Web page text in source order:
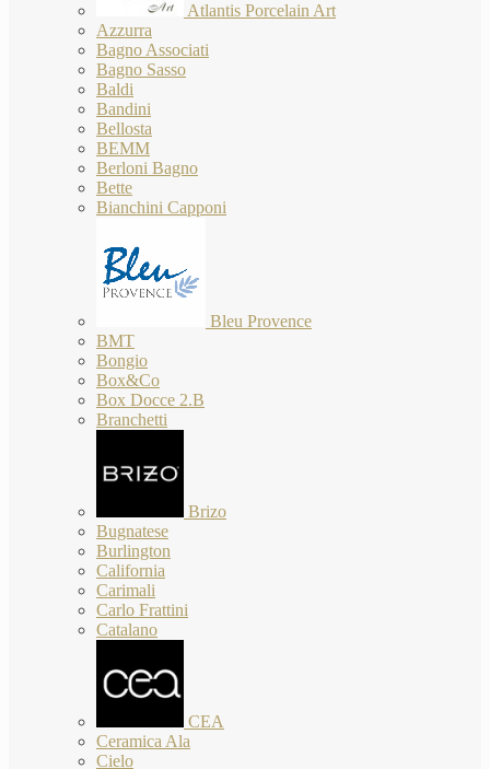
Atlantis Porcelain Art
Azzurra
Bagno Associati
Bagno Sasso
Baldi
Bandini
Bellosta
BEMM
Berloni Bagno
Bette
Bianchini Capponi
Bleu Provence
BMT
Bongio
Box&Co
Box Docce 2.B
Branchetti
Brizo
Bugnatese
Burlington
California
Carimali
Carlo Frattini
Catalano
CEA
Ceramica Ala
Cielo